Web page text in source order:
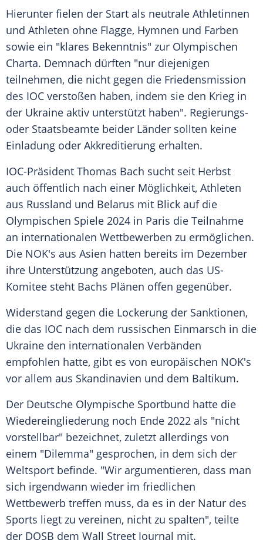
Hierunter fielen der Start als neutrale Athletinnen
und Athleten ohne Flagge, Hymnen und Farben
sowie ein "klares Bekenntnis" zur Olympischen
Charta. Demnach dürften "nur diejenigen
teilnehmen, die nicht gegen die Friedensmission
des IOC verstoßen haben, indem sie den Krieg in
der Ukraine aktiv unterstützt haben". Regierungs-
oder Staatsbeamte beider Länder sollten keine
Einladung oder Akkreditierung erhalten.
IOC-Präsident Thomas Bach sucht seit Herbst
auch öffentlich nach einer Möglichkeit, Athleten
aus Russland und Belarus mit Blick auf die
Olympischen Spiele 2024 in Paris die Teilnahme
an internationalen Wettbewerben zu ermöglichen.
Die NOK's aus Asien hatten bereits im Dezember
ihre Unterstützung angeboten, auch das US-
Komitee steht Bachs Plänen offen gegenüber.
Widerstand gegen die Lockerung der Sanktionen,
die das IOC nach dem russischen Einmarsch in die
Ukraine den internationalen Verbänden
empfohlen hatte, gibt es von europäischen NOK's
vor allem aus Skandinavien und dem Baltikum.
Der Deutsche Olympische Sportbund hatte die
Wiedereingliederung noch Ende 2022 als "nicht
vorstellbar" bezeichnet, zuletzt allerdings von
einem "Dilemma" gesprochen, in dem sich der
Weltsport befinde. "Wir argumentieren, dass man
sich irgendwann wieder im friedlichen
Wettbewerb treffen muss, da es in der Natur des
Sports liegt zu vereinen, nicht zu spalten", teilte
der DOSB dem Wall Street Journal mit.